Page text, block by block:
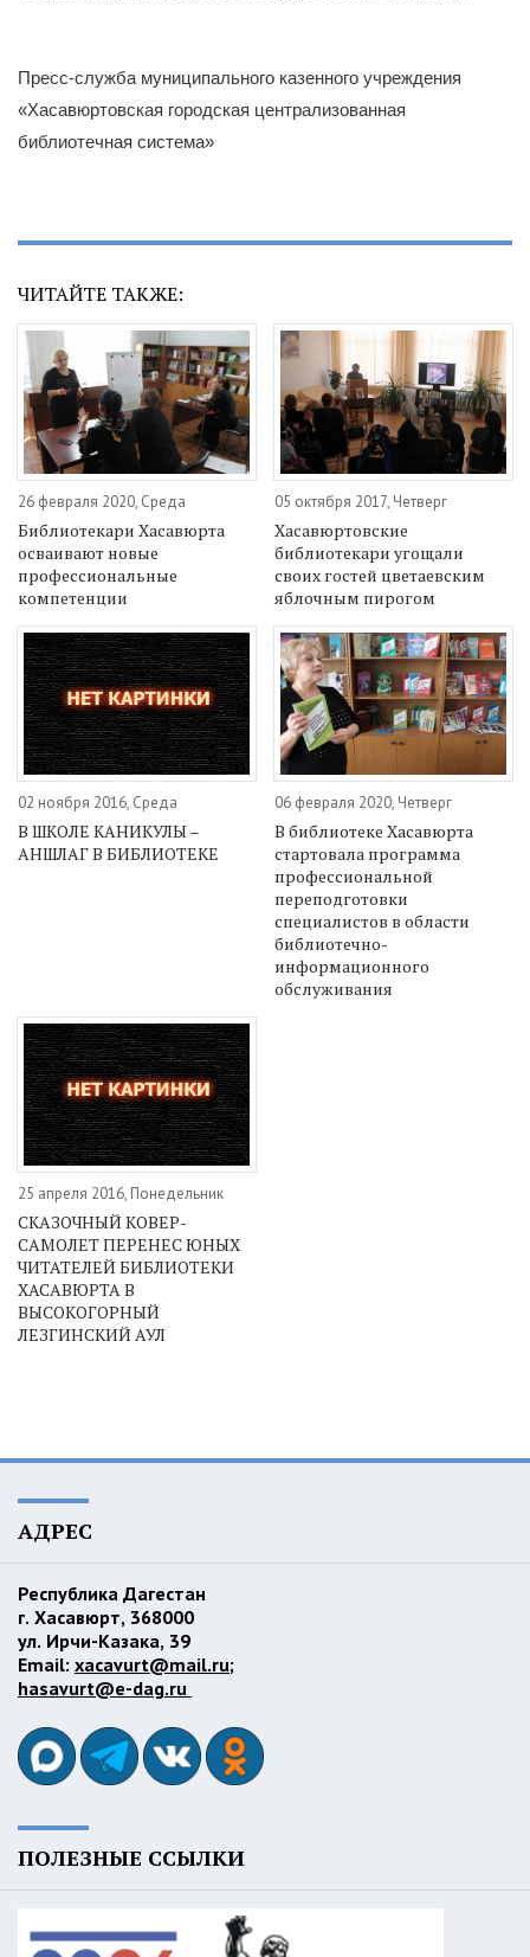
Пресс-служба муниципального казенного учреждения
«Хасавюртовская городская централизованная
библиотечная система»
ЧИТАЙТЕ ТАКЖЕ:
26 февраля 2020, Среда
Библиотекари Хасавюрта
осваивают новые
профессиональные
компетенции
05 октября 2017, Четверг
Хасавюртовские
библиотекари угощали
своих гостей цветаевским
яблочным пирогом
02 ноября 2016, Среда
В ШКОЛЕ КАНИКУЛЫ –
АНШЛАГ В БИБЛИОТЕКЕ
06 февраля 2020, Четверг
В библиотеке Хасавюрта
стартовала программа
профессиональной
переподготовки
специалистов в области
библиотечно-
информационного
обслуживания
25 апреля 2016, Понедельник
СКАЗОЧНЫЙ КОВЕР-
САМОЛЕТ ПЕРЕНЕС ЮНЫХ
ЧИТАТЕЛЕЙ БИБЛИОТЕКИ
ХАСАВЮРТА В
ВЫСОКОГОРНЫЙ
ЛЕЗГИНСКИЙ АУЛ
АДРЕС
Республика Дагестан
г. Хасавюрт, 368000
ул. Ирчи-Казака, 39
Email: xacavurt@mail.ru;
hasavurt@e-dag.ru
ПОЛЕЗНЫЕ ССЫЛКИ